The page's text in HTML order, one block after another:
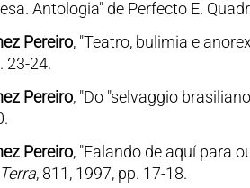
Antologia" de Perfecto E.
Pereiro, "Teatro, bulimia e
23-24.
Pereiro, "Do "selvaggio
Pereiro, "Falando de aquí para
, 811, 1997, pp. 17-18.